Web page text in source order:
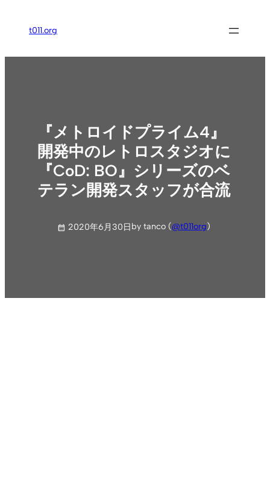
ス
t011.org
『メトロイドプライム4』
開発中のレトロスタジオに
『CoD: BO』シリーズのベ
テラン開発スタッフが合流
2020年6月30日by tanco (@t011org)